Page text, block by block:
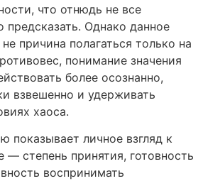
что отнюдь не все
предсказать. Однако данное
причина полагаться только на
понимание значения
более осознанно,
взвешенно и удерживать
хаоса.
показывает личное взгляд к
степень принятия, готовность
воспринимать